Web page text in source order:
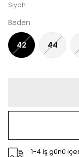
Siyah
Beden
42 44
1-4 iş günü